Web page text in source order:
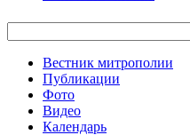
Вестник митрополии
Публикации
Фото
Видео
Календарь